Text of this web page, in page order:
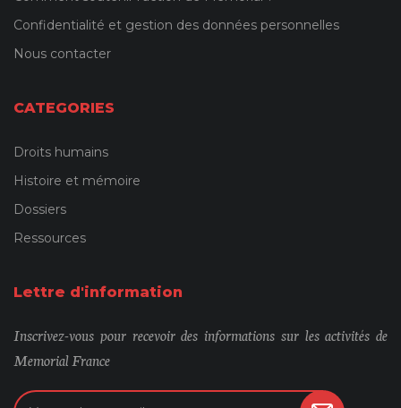
Confidentialité et gestion des données personnelles
Nous contacter
CATEGORIES
Droits humains
Histoire et mémoire
Dossiers
Ressources
Lettre d'information
Inscrivez-vous pour recevoir des informations sur les activités de
Memorial France